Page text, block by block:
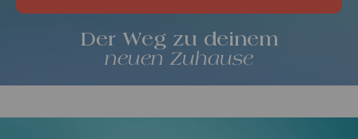
Der Weg zu deinem
neuen Zuhause